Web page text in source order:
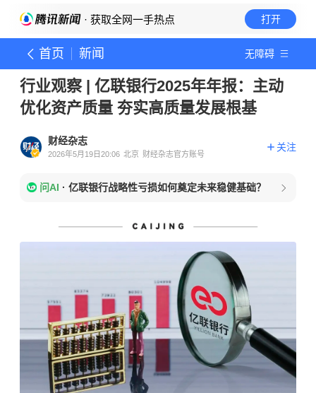
· 获取全网一手热点 打开
首页 新闻 无障碍
行业观察 | 亿联银行2025年年报：主动
优化资产质量 夯实高质量发展根基
财经杂志
2026年5月19日20:06 北京 财经杂志官方账号
关注
问AI · 亿联银行战略性亏损如何奠定未来稳健基础？